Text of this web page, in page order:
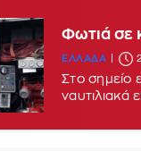
Φωτιά σε
ΕΛΛΑΔΑ
Στο σημείο
ναυτιλιακά